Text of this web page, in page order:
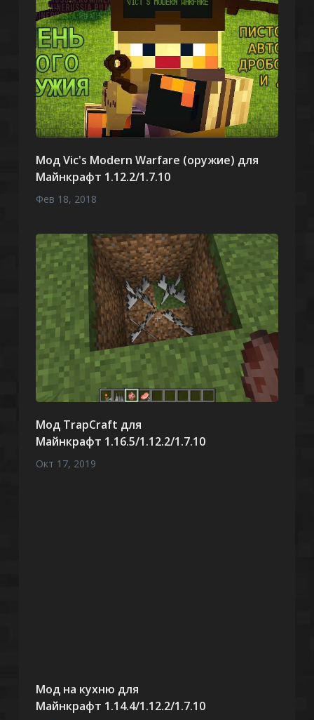
Мод Vic's Modern Warfare (оружие) для
Майнкрафт 1.12.2/1.7.10
Фев 18, 2018
Мод TrapCraft для
Майнкрафт 1.16.5/1.12.2/1.7.10
Окт 17, 2019
Мод на кухню для
Майнкрафт 1.14.4/1.12.2/1.7.10